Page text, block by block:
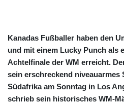
Kanadas Fußballer haben den
und mit einem Lucky Punch als
Achtelfinale der WM erreicht.
sein erschreckend niveauarmes
Südafrika am Sonntag in Los
schrieb sein historisches WM-